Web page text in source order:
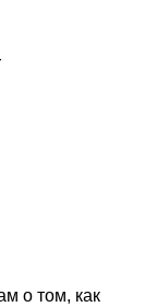
о том, как